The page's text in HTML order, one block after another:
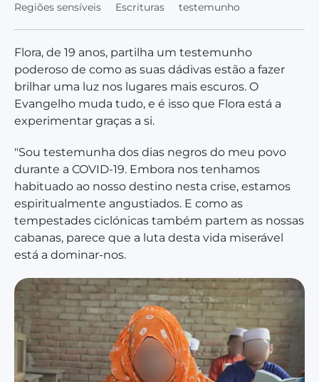
Regiões sensíveis
Escrituras testemunho
Flora, de 19 anos, partilha um testemunho
poderoso de como as suas dádivas estão a fazer
brilhar uma luz nos lugares mais escuros. O
Evangelho muda tudo, e é isso que Flora está a
experimentar graças a si.
"Sou testemunha dos dias negros do meu povo
durante a COVID-19. Embora nos tenhamos
habituado ao nosso destino nesta crise, estamos
espiritualmente angustiados. E como as
tempestades ciclónicas também partem as nossas
cabanas, parece que a luta desta vida miserável
está a dominar-nos.